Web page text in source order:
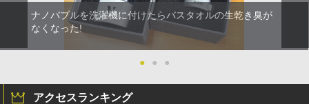
ナノバブルを洗濯機に付けたらバスタオルの生乾き臭が
なくなった!
● ● ●
アクセスランキング